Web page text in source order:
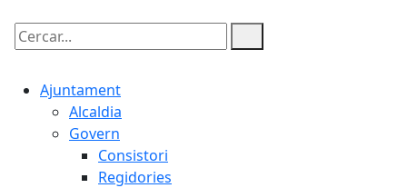
Cercar:
Ajuntament
Alcaldia
Govern
Consistori
Regidories